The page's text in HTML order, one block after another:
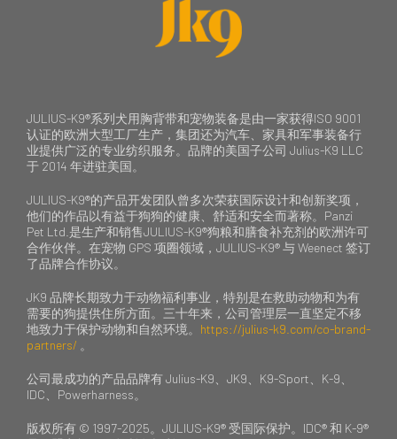
JULIUS-K9®系列犬用胸背带和宠物装备是由一家获得ISO 9001
认证的欧洲大型工厂生产，集团还为汽车、家具和军事装备行
业提供广泛的专业纺织服务。品牌的美国子公司 Julius-K9 LLC
于 2014 年进驻美国。
JULIUS-K9®的产品开发团队曾多次荣获国际设计和创新奖项，
他们的作品以有益于狗狗的健康、舒适和安全而著称。Panzi
Pet Ltd.是生产和销售JULIUS-K9®狗粮和膳食补充剂的欧洲许可
合作伙伴。在宠物 GPS 项圈领域，JULIUS-K9® 与 Weenect 签订
了品牌合作协议。
JK9 品牌长期致力于动物福利事业，特别是在救助动物和为有
需要的狗提供住所方面。三十年来，公司管理层一直坚定不移
地致力于保护动物和自然环境。 https://julius-k9.com/co-brand-
partners/ 。
公司最成功的产品品牌有 Julius-K9、JK9、K9-Sport、K-9、
IDC、Powerharness。
版权所有 © 1997-2025。JULIUS-K9® 受国际保护。IDC® 和 K-9®